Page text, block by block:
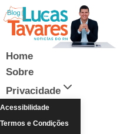
Pular
para
Conteúdo
Home
Sobre
Privacidade
Acessibilidade
Termos e Condições